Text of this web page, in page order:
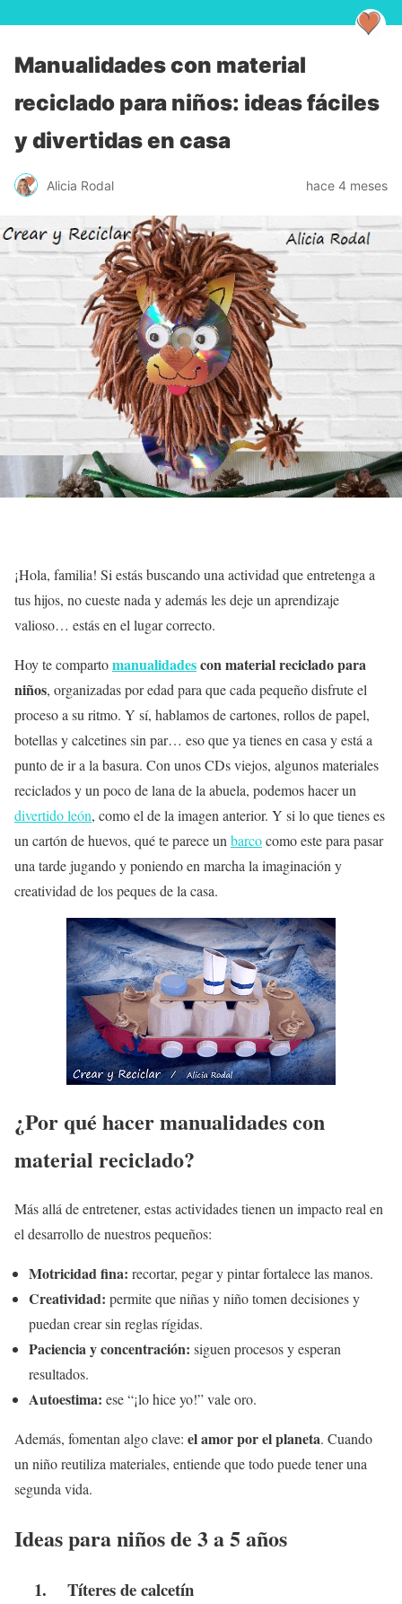
Manualidades con material
reciclado para niños: ideas fáciles
y divertidas en casa
Alicia Rodal hace 4 meses
¡Hola, familia! Si estás buscando una actividad que entretenga a
tus hijos, no cueste nada y además les deje un aprendizaje
valioso… estás en el lugar correcto.
Hoy te compartomanualidadescon material reciclado para
niños, organizadas por edad para que cada pequeño disfrute el
proceso a su ritmo. Y sí, hablamos de cartones, rollos de papel,
botellas y calcetines sin par… eso que ya tienes en casa y está a
punto de ir a la basura. Con unos CDs viejos, algunos materiales
reciclados y un poco de lana de la abuela, podemos hacer un
divertido león, como el de la imagen anterior. Y si lo que tienes es
un cartón de huevos, qué te parece unbarcocomo este para pasar
una tarde jugando y poniendo en marcha la imaginación y
creatividad de los peques de la casa.
¿Por qué hacer manualidades con
material reciclado?
Más allá de entretener, estas actividades tienen un impacto real en
el desarrollo de nuestros pequeños:
Motricidad fina: recortar, pegar y pintar fortalece las manos.
Creatividad: permite que niñas y niño tomen decisiones y
puedan crear sin reglas rígidas.
Paciencia y concentración: siguen procesos y esperan
resultados.
Autoestima: ese “¡lo hice yo!” vale oro.
Además, fomentan algo clave: el amor por el planeta. Cuando
un niño reutiliza materiales, entiende que todo puede tener una
segunda vida.
Ideas para niños de 3 a 5 años
1. Títeres de calcetín